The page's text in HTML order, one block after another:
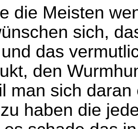
die Meisten
sich,
das
den
man sich
haben die